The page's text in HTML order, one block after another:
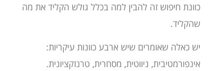
כוונת חיפוש זה להבין למה בכלל גולש הקליד את מה
שהקליד.
יש כאלה שאומרים שיש ארבע כוונות עיקריות:
אינפורמטיבית, ניווטית, מסחרית, טרנזקציונית.